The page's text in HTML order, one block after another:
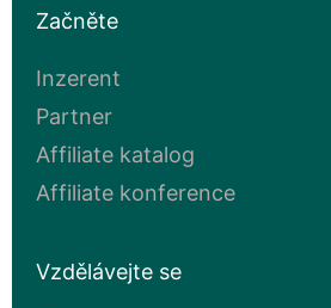
Začněte
Inzerent
Partner
Affiliate katalog
Affiliate konference
Vzdělávejte se